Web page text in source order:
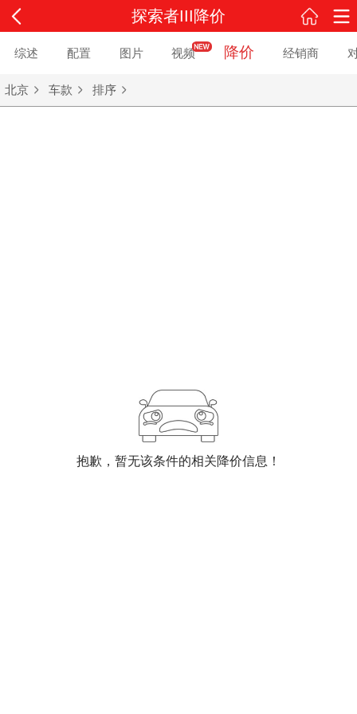
探索者III降价
综述 配置 图片 视频 降价 经销商
北京 车款 排序
抱歉，暂无该条件的相关降价信息！